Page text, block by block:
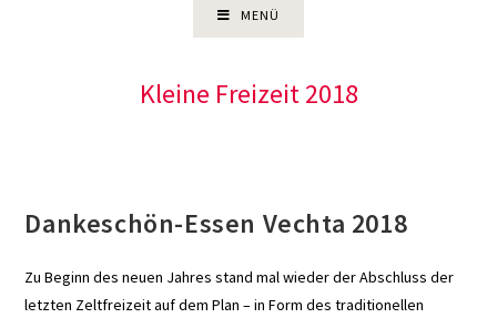
MENÜ
Kleine Freizeit 2018
Dankeschön-Essen Vechta 2018
Zu Beginn des neuen Jahres stand mal wieder der Abschluss der
letzten Zeltfreizeit auf dem Plan – in Form des traditionellen